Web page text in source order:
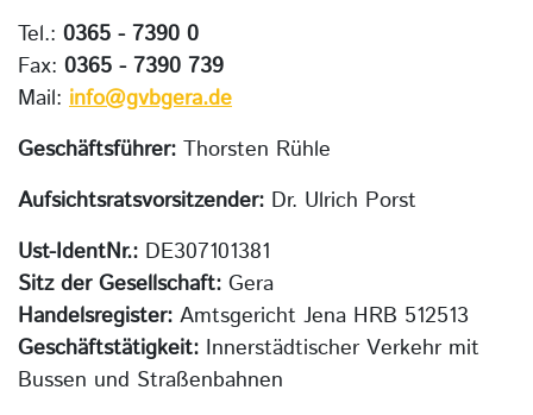
Tel.: 0365 - 7390 0
Fax: 0365 - 7390 739
Mail: info@gvbgera.de
Geschäftsführer: Thorsten Rühle
Aufsichtsratsvorsitzender: Dr. Ulrich Porst
Ust-IdentNr.: DE307101381
Sitz der Gesellschaft: Gera
Handelsregister: Amtsgericht Jena HRB 512513
Geschäftstätigkeit: Innerstädtischer Verkehr mit
Bussen und Straßenbahnen